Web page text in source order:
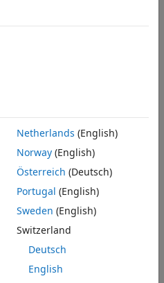
Netherlands (English)
Norway(English)
Österreich (Deutsch)
Portugal (English)
Sweden (English)
Switzerland
Deutsch
English